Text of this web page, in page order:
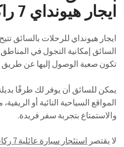
ايجار هيونداي 7 راكب
ايجار هيونداي للرحلات بالسائق
السائق إمكانية التجول في المناطق
تكون صعبة الوصول إليها عن طريق
يمكن للسائق أن يوفر لك طرقًا
المواقع السياحية النائية أو
والاستمتاع بتجربة سفر فريدة.
لا يقتصر